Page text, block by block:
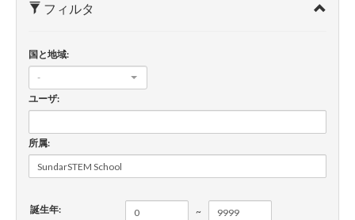
EN
新規登録
フィルタ
国と地域:
-
ユーザ:
所属:
誕生年: ~